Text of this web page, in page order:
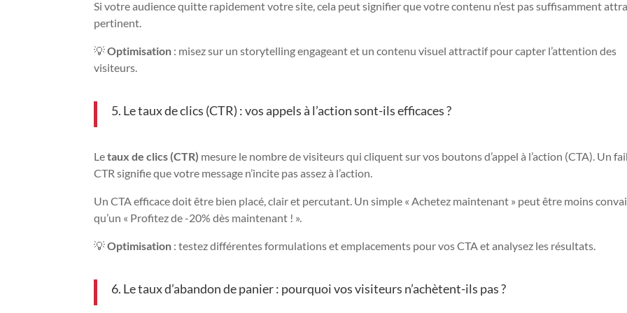
Si votre audience quitte rapidement votre site, cela peut signifier que votre contenu n’est pas suffisamment
pertinent.
💡Optimisation : misez sur un storytelling engageant et un contenu visuel attractif pour capter l’attention des
visiteurs.
5. Le taux de clics (CTR) : vos appels à l’action sont-ils efficaces ?
Letaux de clics (CTR) mesure le nombre de visiteurs qui cliquent sur vos boutons d’appel à l’action (CTA). Un
CTR signifie que votre message n’incite pas assez à l’action.
Un CTA efficace doit être bien placé, clair et percutant. Un simple « Achetez maintenant » peut être moins
qu’un « Profitez de -20% dès maintenant ! ».
💡Optimisation : testez différentes formulations et emplacements pour vos CTA et analysez les résultats.
6. Le taux d’abandon de panier : pourquoi vos visiteurs n’achètent-ils pas ?